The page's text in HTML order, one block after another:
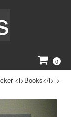
0
<i>Books</i> >